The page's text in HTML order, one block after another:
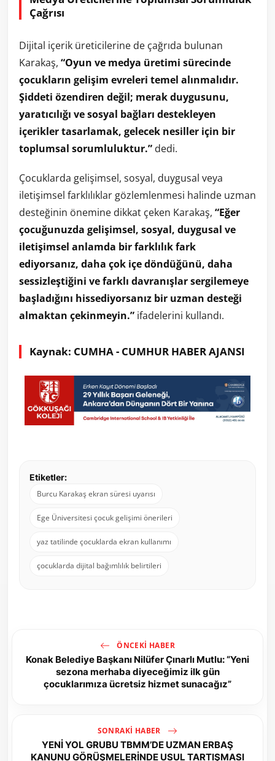
Çağrısı
Dijital içerik üreticilerine de çağrıda bulunan
Karakaş, “Oyun ve medya üretimi sürecinde
çocukların gelişim evreleri temel alınmalıdır.
Şiddeti özendiren değil; merak duygusunu,
yaratıcılığı ve sosyal bağları destekleyen
içerikler tasarlamak, gelecek nesiller için bir
toplumsal sorumluluktur.” dedi.
Çocuklarda gelişimsel, sosyal, duygusal veya
iletişimsel farklılıklar gözlemlenmesi halinde uzman
desteğinin önemine dikkat çeken Karakaş, “Eğer
çocuğunuzda gelişimsel, sosyal, duygusal ve
iletişimsel anlamda bir farklılık fark
ediyorsanız, daha çok içe döndüğünü, daha
sessizleştiğini ve farklı davranışlar sergilemeye
başladığını hissediyorsanız bir uzman desteği
almaktan çekinmeyin.” ifadelerini kullandı.
Kaynak: CUMHA - CUMHUR HABER AJANSI
Etiketler:
Burcu Karakaş ekran süresi uyarısı
Ege Üniversitesi çocuk gelişimi önerileri
yaz tatilinde çocuklarda ekran kullanımı
çocuklarda dijital bağımlılık belirtileri
ÖNCEKI HABER
Konak Belediye Başkanı Nilüfer Çınarlı Mutlu: “Yeni
sezona merhaba diyeceğimiz ilk gün
çocuklarımıza ücretsiz hizmet sunacağız”
SONRAKI HABER
YENİ YOL GRUBU TBMM’DE UZMAN ERBAŞ
KANUNU GÖRÜŞMELERİNDE USUL TARTIŞMASI